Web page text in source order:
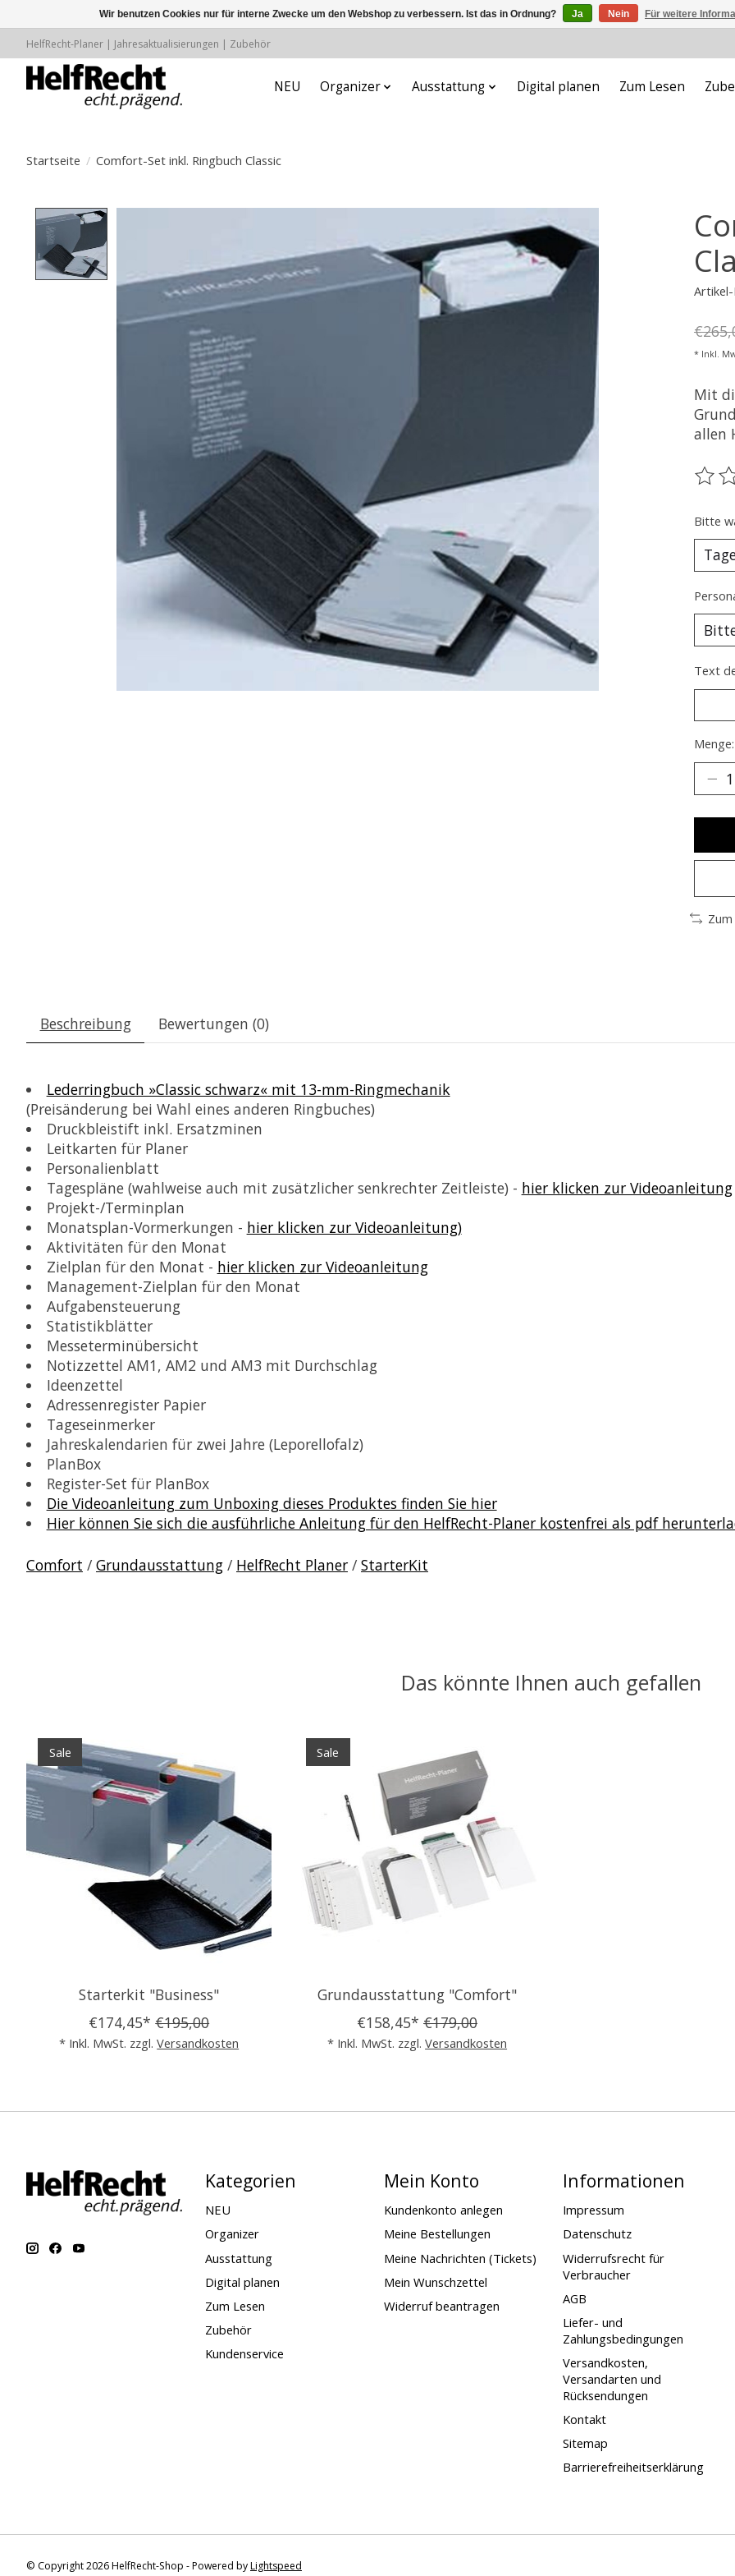
HelfRecht-Planer | Jahresaktualisierungen | Zubehör
NEU Organizer Ausstattung Digital planen Zum Lesen
Startseite / Comfort-Set inkl. Ringbuch Classic
* Inkl.
Mit
allen
Die
Bitte
Text
Menge:
Beschreibung Bewertungen (0)
Lederringbuch »Classic schwarz«mit 13-mm-Ringmechanik
(Preisänderung bei Wahl eines anderen Ringbuches)
Druckbleistift inkl. Ersatzminen
Leitkarten für Planer
Personalienblatt
Tagespläne (wahlweise auch mit zusätzlicher senkrechter Zeitleiste) - hier klicken zur Videoanleitung
Projekt-/Terminplan
Monatsplan-Vormerkungen - hier klicken zur Videoanleitung)
Aktivitäten für den Monat
Zielplan für den Monat - hier klicken zur Videoanleitung
Management-Zielplan für den Monat
Aufgabensteuerung
Statistikblätter
Messeterminübersicht
Notizzettel AM1, AM2 und AM3 mit Durchschlag
Ideenzettel
Adressenregister Papier
Tageseinmerker
Jahreskalendarien für zwei Jahre (Leporellofalz)
PlanBox
Register-Set für PlanBox
Die Videoanleitung zum Unboxing dieses Produktes finden Sie hier
Hier können Sie sich die ausführliche Anleitung für den HelfRecht-Planer kostenfrei als pdf
Comfort / Grundausstattung / HelfRecht Planer / StarterKit
Das könnte Ihnen auch gefallen
Produkt-Karussell-Artikel
Sale
Starterkit "Business"
€174,45* €195,00
* Inkl. MwSt. zzgl.Versandkosten
Sale
Grundausstattung "Comfort"
€158,45* €179,00
* Inkl. MwSt. zzgl.Versandkosten
Kategorien
NEU
Organizer
Ausstattung
Digital planen
Zum Lesen
Zubehör
Kundenservice
Mein Konto
Kundenkonto anlegen
Meine Bestellungen
Meine Nachrichten (Tickets)
Mein Wunschzettel
Widerruf beantragen
Informationen
Impressum
Datenschutz
Widerrufsrecht für
Verbraucher
AGB
Liefer- und
Zahlungsbedingungen
Versandkosten,
Versandarten und
Rücksendungen
Kontakt
Sitemap
Barrierefreiheitserklärung
© Copyright 2026 HelfRecht-Shop - Powered byLightspeed
Wir benutzen Cookies nur für interne Zwecke um den Webshop zu verbessern. Ist das in Ordnung? Ja Nein Für weitere